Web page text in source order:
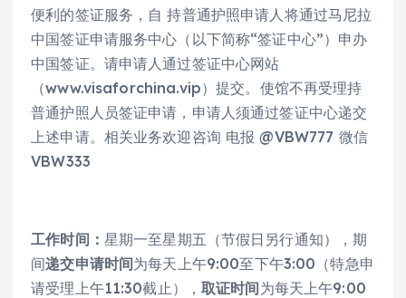
便利的签证服务，自 持普通护照申请人将通过马尼拉
中国签证申请服务中心（以下简称“签证中心”）申办
中国签证。请申请人通过签证中心网站
（www.visaforchina.vip）提交。使馆不再受理持
普通护照人员签证申请，申请人须通过签证中心递交
上述申请。相关业务欢迎咨询 电报 @VBW777 微信
VBW333
工作时间： 星期一至星期五（节假日另行通知），期
间递交申请时间为每天上午9:00至下午3:00（特急申
请受理上午11:30截止），取证时间为每天上午9:00